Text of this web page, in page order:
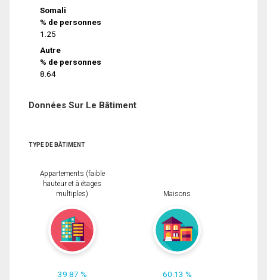
Somali
% de personnes
1.25
Autre
% de personnes
8.64
Données Sur Le Bâtiment
TYPE DE BÂTIMENT
Appartements (faible
hauteur et à étages
multiples)
39.87 %
Maisons
60.13 %